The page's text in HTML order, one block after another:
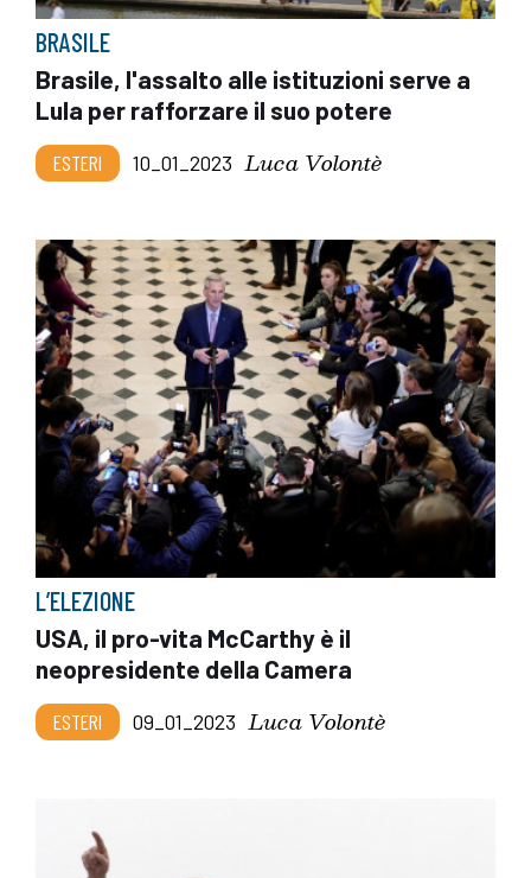
BRASILE
Brasile, l'assalto alle istituzioni serve a
Lula per rafforzare il suo potere
ESTERI 10_01_2023 Luca Volontè
L’ELEZIONE
USA, il pro-vita McCarthy è il
neopresidente della Camera
ESTERI 09_01_2023 Luca Volontè